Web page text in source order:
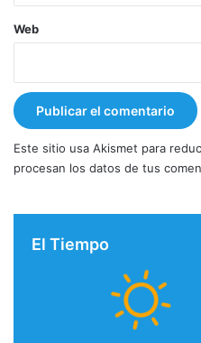
Web
Este sitio usa Akismet para
procesan los datos de tus
El Tiempo